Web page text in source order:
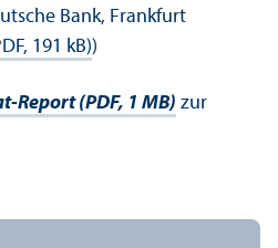
Bank, Frankfurt
191 kB))
Report (PDF, 1 MB) zur